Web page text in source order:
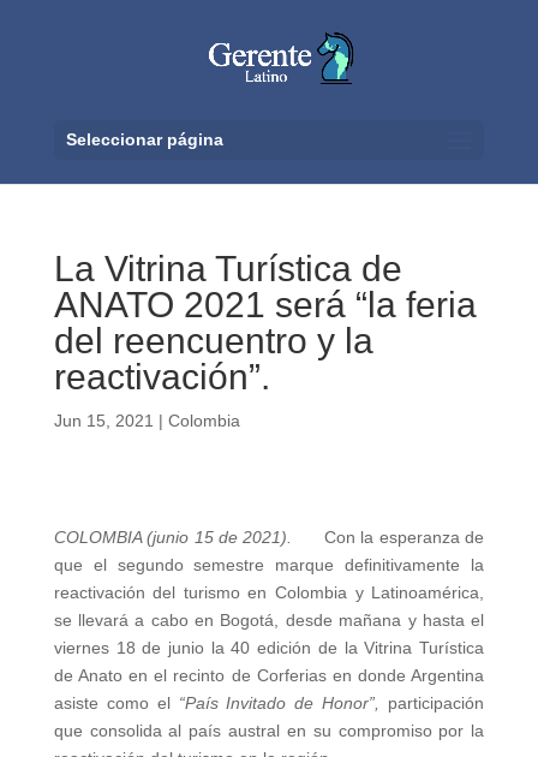
Seleccionar página
La Vitrina Turística de
ANATO 2021 será “la feria
del reencuentro y la
reactivación”.
Jun 15, 2021 | Colombia
COLOMBIA (junio 15 de 2021). Con la esperanza de
que el segundo semestre marque definitivamente la
reactivación del turismo en Colombia y Latinoamérica,
se llevará a cabo en Bogotá, desde mañana y hasta el
viernes 18 de junio la 40 edición de la Vitrina Turística
de Anato en el recinto de Corferias en donde Argentina
asiste como el “País Invitado de Honor”, participación
que consolida al país austral en su compromiso por la